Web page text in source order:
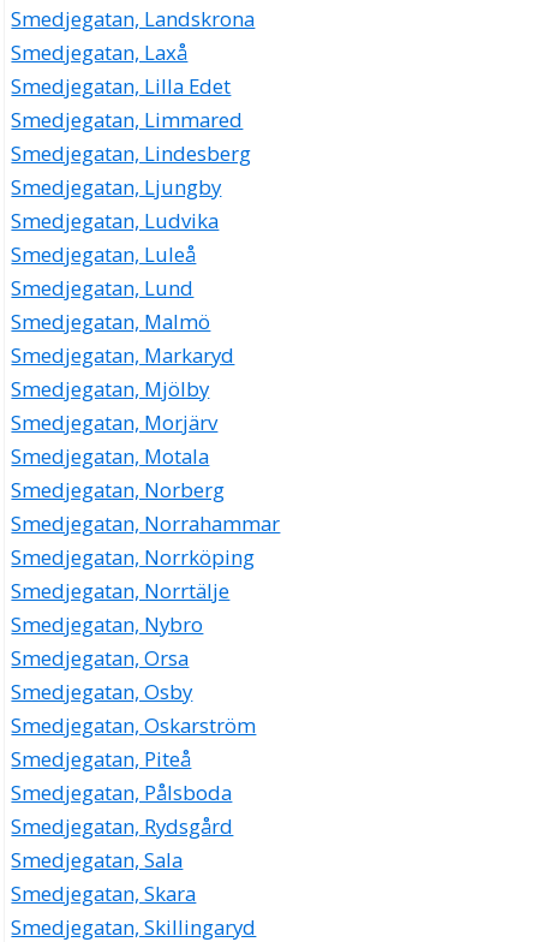
Smedjegatan, Landskrona
Smedjegatan, Laxå
Smedjegatan, Lilla Edet
Smedjegatan, Limmared
Smedjegatan, Lindesberg
Smedjegatan, Ljungby
Smedjegatan, Ludvika
Smedjegatan, Luleå
Smedjegatan, Lund
Smedjegatan, Malmö
Smedjegatan, Markaryd
Smedjegatan, Mjölby
Smedjegatan, Morjärv
Smedjegatan, Motala
Smedjegatan, Norberg
Smedjegatan, Norrahammar
Smedjegatan, Norrköping
Smedjegatan, Norrtälje
Smedjegatan, Nybro
Smedjegatan, Orsa
Smedjegatan, Osby
Smedjegatan, Oskarström
Smedjegatan, Piteå
Smedjegatan, Pålsboda
Smedjegatan, Rydsgård
Smedjegatan, Sala
Smedjegatan, Skara
Smedjegatan, Skillingaryd